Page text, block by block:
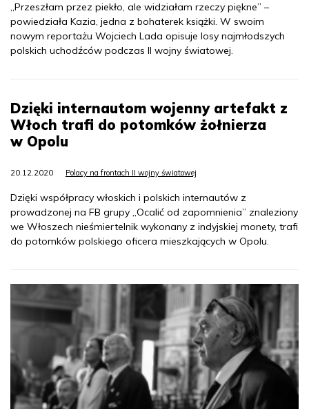
„Przeszłam przez piekło, ale widziałam rzeczy piękne” –
powiedziała Kazia, jedna z bohaterek książki. W swoim
nowym reportażu Wojciech Lada opisuje losy najmłodszych
polskich uchodźców podczas II wojny światowej.
Dzięki internautom wojenny artefakt z
Włoch trafi do potomków żołnierza
w Opolu
20.12.2020 Polacy na frontach II wojny światowej
Dzięki współpracy włoskich i polskich internautów z
prowadzonej na FB grupy „Ocalić od zapomnienia” znaleziony
we Włoszech nieśmiertelnik wykonany z indyjskiej monety, trafi
do potomków polskiego oficera mieszkających w Opolu.